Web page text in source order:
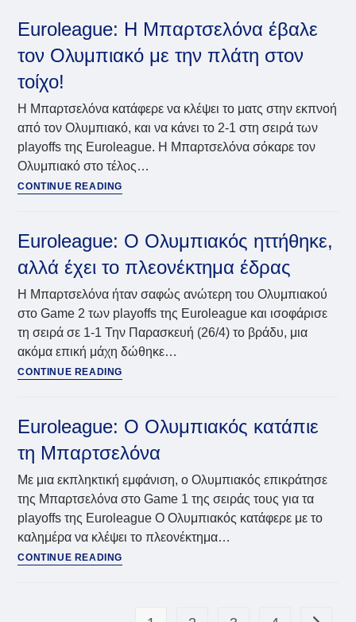
διέλυσαν
τη
Μπαρτσελόνα
Euroleague: Η Μπαρτσελόνα έβαλε
τον Ολυμπιακό με την πλάτη στον
τοίχο!
Η Μπαρτσελόνα κατάφερε να κλέψει το ματς στην εκπνοή
από τον Ολυμπιακό, και να κάνει το 2-1 στη σειρά των
playoffs της Euroleague. H Mπαρτσελόνα σόκαρε τον
Ολυμπιακό στο τέλος…
CONTINUE READING
έβαλε
τον
Ολυμπιακό
την
πλάτη
στον
τοίχο!
Euroleague: Ο Ολυμπιακός ηττήθηκε,
αλλά έχει το πλεονέκτημα έδρας
Η Μπαρτσελόνα ήταν σαφώς ανώτερη του Ολυμπιακού
στο Game 2 των playoffs της Euroleague και ισοφάρισε
τη σειρά σε 1-1 Την Παρασκευή (26/4) το βράδυ, μια
ακόμα επική μάχη δώθηκε…
CONTINUE READING
ηττήθηκε,
αλλά
έχει
πλεονέκτημα
έδρας
Euroleague: Ο Ολυμπιακός κατάπιε
τη Μπαρτσελόνα
Με μια εκπληκτική εμφάνιση, ο Ολυμπιακός επικράτησε
της Μπαρτσελόνα στο Game 1 της σειράς τους για τα
playoffs της Euroleague Ο Ολυμπιακός κατάφερε με το
καλημέρα να κλέψει το πλεονέκτημα…
CONTINUE READING